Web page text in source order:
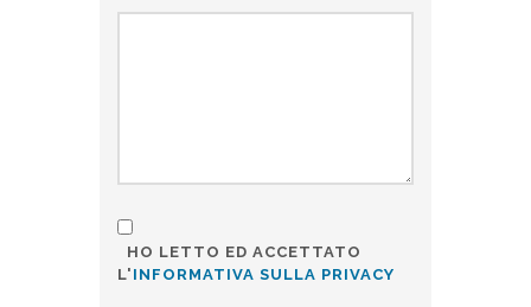
HO LETTO ED ACCETTATO
L' INFORMATIVA SULLA PRIVACY